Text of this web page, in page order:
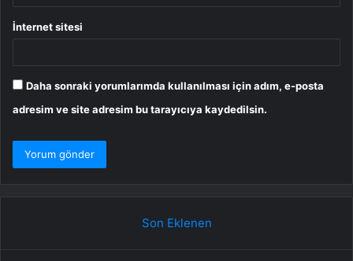
İnternet sitesi
Daha sonraki yorumlarımda kullanılması için adım, e-posta
adresim ve site adresim bu tarayıcıya kaydedilsin.
Son Eklenen